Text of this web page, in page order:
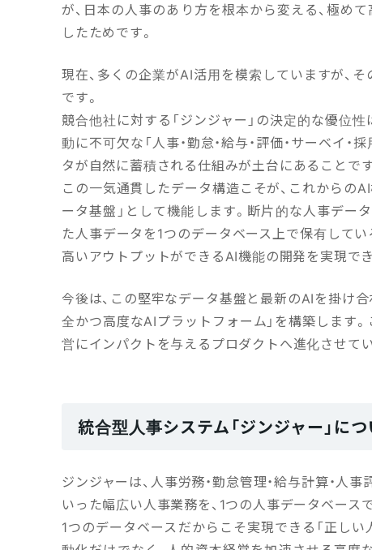
が、日本の人事のあり方を根本から変える、極め
したためです。
現在、多くの企業がAI活用を模索していますが、
です。
競合他社に対する「ジンジャー」の決定的な優位
動に不可欠な「人事・勤怠・給与・評価・サーベイ・
タが自然に蓄積される仕組みが土台にあることです
この一気通貫したデータ構造こそが、これからの
ータ基盤」として機能します。断片的な人事デー
た人事データを1つのデータベース上で保有してい
高いアウトプットができるAI機能の開発を実現でき
今後は、この堅牢なデータ基盤と最新のAIを掛け
全かつ高度なAIプラットフォーム」を構築します
営にインパクトを与えるプロダクトへ進化させて
統合型人事システム「ジンジャー」につ
ジンジャーは、人事労務・勤怠管理・給与計算・人事
いった幅広い人事業務を、1つの人事データベース
1つのデータベースだからこそ実現できる「正しい